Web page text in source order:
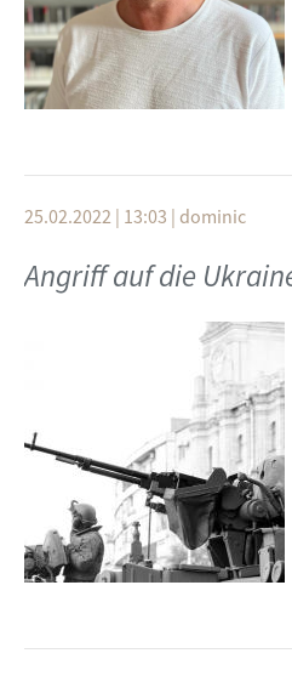
Polizeikommissar Ralf
verschiedene aktuell
den Identitätsdiebstahl, die
Shopping, in sozialen
Nutzung von Messenger
durch Informationen über
Persönlichkeits- und
25.02.2022 | 13:03 | dominic
Angriff auf die